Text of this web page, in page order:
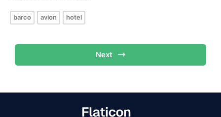
barco avion hotel
Next